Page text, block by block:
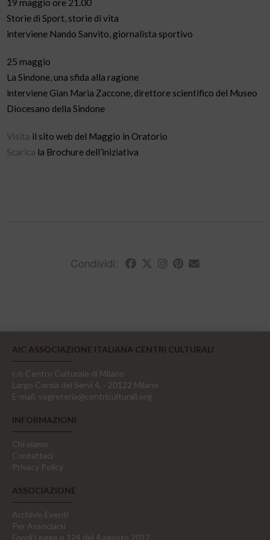
19 maggio ore 21.00
Storie di Sport, storie di vita
interviene Nando Sanvito, giornalista sportivo
25 maggio
La Sindone, una sfida alla ragione
interviene Gian Maria Zaccone, direttore scientifico del Museo
Diocesano della Sindone
Visita il sito web del Maggio in Oratorio
Scarica la Brochure dell’iniziativa
Condividi:
AIC ASSOCIAZIONE ITALIANA CENTRI CULTURALI
c/o Centro Culturale di Milano
Largo Corsia dei Servi 4, - 20122 Milano
E-mail: segreteria@centriculturali.org
INFORMAZIONI
Chi siamo
Contattaci
Privacy Policy
ASSOCIAZIONE
Archivio Eventi
Per Associarsi
Fondi Legge n.124 del 4 agosto 2017